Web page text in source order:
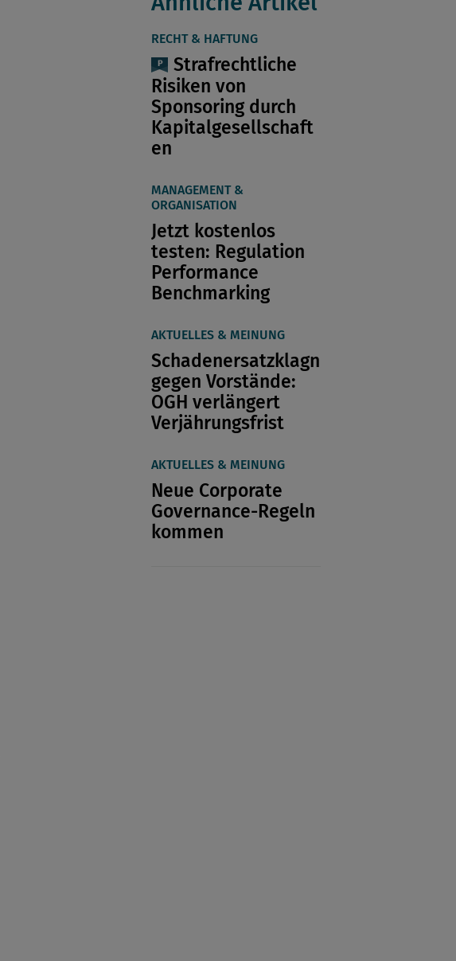
RECHT & HAFTUNG
Strafrechtliche
Risiken von
Sponsoring durch
Kapitalgesellschaft
en
MANAGEMENT &
ORGANISATION
Jetzt kostenlos
testen: Regulation
Performance
Benchmarking
AKTUELLES & MEINUNG
Schadenersatzklagn
gegen Vorstände:
OGH verlängert
Verjährungsfrist
AKTUELLES & MEINUNG
Neue Corporate
Governance-Regeln
kommen